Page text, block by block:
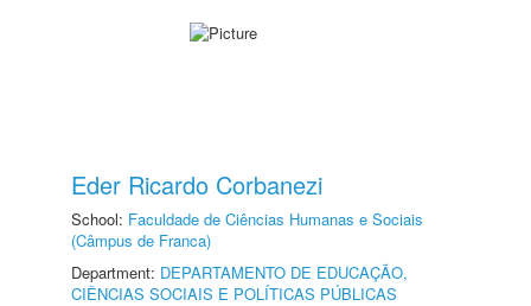
Eder Ricardo Corbanezi
School: Faculdade de Ciências Humanas e Sociais
(Câmpus de Franca)
Department: DEPARTAMENTO DE EDUCAÇÃO,
CIÊNCIAS SOCIAIS E POLÍTICAS PÚBLICAS